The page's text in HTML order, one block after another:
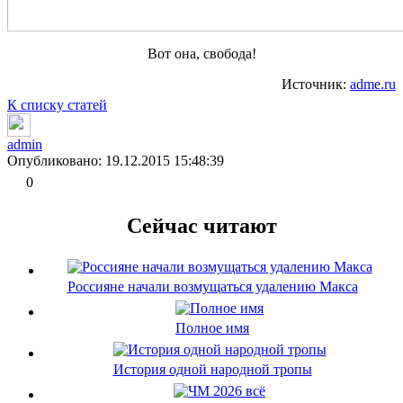
Вот она, свобода!
Источник: adme.ru
К списку статей
admin
Опубликовано: 19.12.2015 15:48:39
0
Сейчас читают
Россияне начали возмущаться удалению Макса
Полное имя
История одной народной тропы